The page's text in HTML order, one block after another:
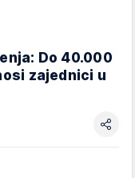
Do 40.000
zajednici u